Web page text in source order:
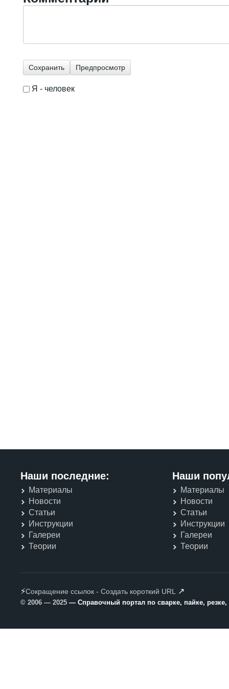
Я - человек
Наши последние:
Материалы
Новости
Статьи
Инструкции
Галереи
Теории
Наши
Материалы
Новости
Статьи
Инструкции
Галереи
Теории
⚡Сокращение ссылок - Создать короткий URL ↗
© 2006 — 2025 — Справочный портал по сварке, пайке,